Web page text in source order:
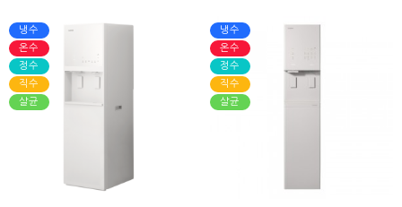
냉수
온수
정수
직수
살균
냉수
온수
정수
직수
살균